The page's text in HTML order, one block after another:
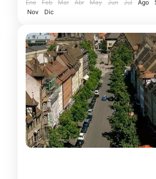
adaptada a...
Númberg
Ene Feb Mar Abr May Jun Jul Ago
Nov
Dic